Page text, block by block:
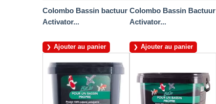
Colombo Bassin bactuur
Activator...
Ajouter au panier
Colombo Bassin Bactuur
Activator...
Ajouter au panier